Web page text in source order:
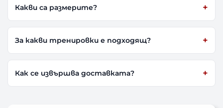
Какви са размерите?
За какви тренировки е подходящ?
Как се извършва доставката?